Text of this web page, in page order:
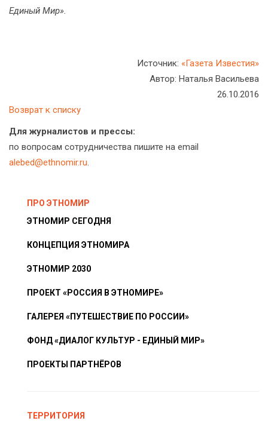
Единый Мир».
Источник: «Газета Известия»
Автор: Наталья Васильева
26.10.2016
Возврат к списку
Для журналистов и прессы:
по вопросам сотрудничества пишите на email
alebed@ethnomir.ru.
ПРО ЭТНОМИР
ЭТНОМИР СЕГОДНЯ
КОНЦЕПЦИЯ ЭТНОМИРА
ЭТНОМИР 2030
ПРОЕКТ «РОССИЯ В ЭТНОМИРЕ»
ГАЛЕРЕЯ «ПУТЕШЕСТВИЕ ПО РОССИИ»
ФОНД «ДИАЛОГ КУЛЬТУР - ЕДИНЫЙ МИР»
ПРОЕКТЫ ПАРТНЁРОВ
ТЕРРИТОРИЯ